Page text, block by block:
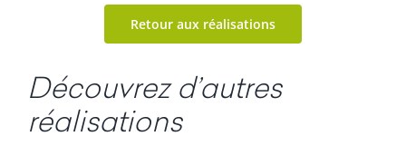
Retour aux réalisations
Découvrez d’autres
réalisations